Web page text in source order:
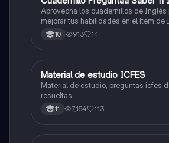
Aprovecha los cuadernillos de Inglés
mejorar tus habilidades en el ítem de
Prueba Saber 11. 🫡
10 913 14
ICFES: Matemáticas
Material de estudio ICFES
Material de estudio, preguntas icfes
resueltas
11 7,154 113